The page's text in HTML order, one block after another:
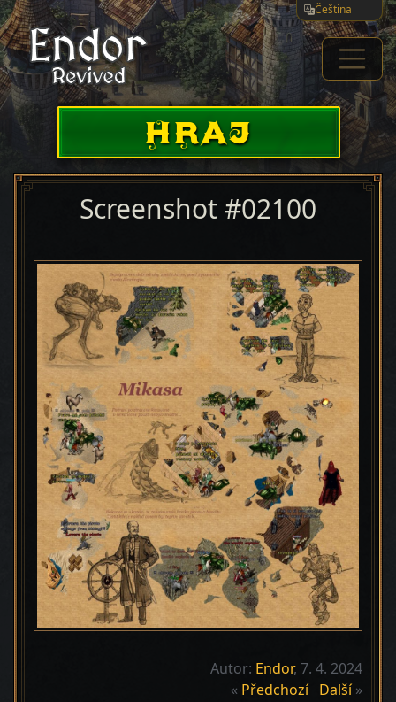
Čeština
HRAJ
Screenshot #02100
« Předchozí Další»
Autor: Endor, 7. 4. 2024